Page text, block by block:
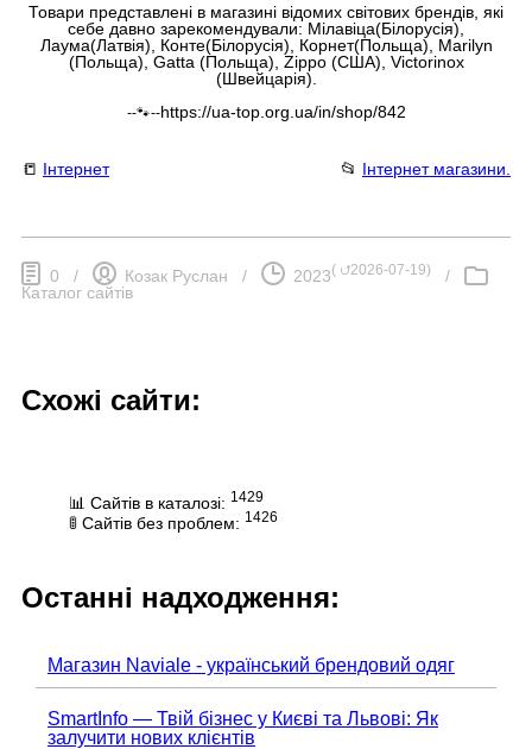
Товари представлені в магазині відомих світових брендів, які
себе давно зарекомендували: Мілавіца(Білорусія),
Лаума(Латвія), Конте(Білорусія), Корнет(Польща), Marilyn
(Польща), Gatta (Польща), Zippo (США), Victorinox
(Швейцарія).
--🐾--https://ua-top.org.ua/in/shop/842
📒 Інтернет 📂 Інтернет магазини.
0 / Козак Руслан / 2023( ⮍2026-07-19)
/
Каталог сайтів
Схожі сайти:
📊 Сайтів в каталозі: 1429
🚦 Сайтів без проблем: 1426
Останні надходження:
Магазин Naviale - український брендовий одяг
SmartInfo — Твій бізнес у Києві та Львові: Як
залучити нових клієнтів